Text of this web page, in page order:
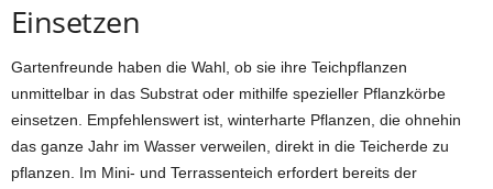
Einsetzen
Gartenfreunde haben die Wahl, ob sie ihre Teichpflanzen
unmittelbar in das Substrat oder mithilfe spezieller Pflanzkörbe
einsetzen. Empfehlenswert ist, winterharte Pflanzen, die ohnehin
das ganze Jahr im Wasser verweilen, direkt in die Teicherde zu
pflanzen. Im Mini- und Terrassenteich erfordert bereits der